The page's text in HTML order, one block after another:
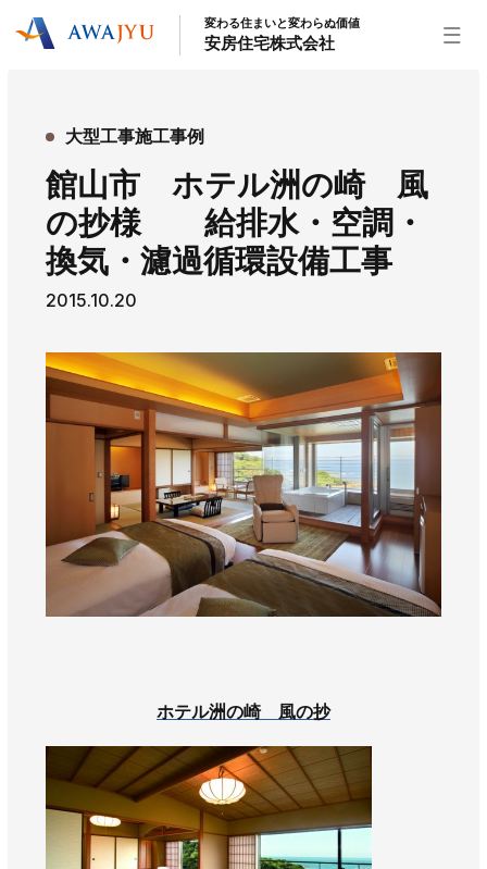
リフォーム事業 外装事業
新築住宅事業
不動産事業
インテリア事業
給湯器事業
大型物件事業
エネルギー事業
安房住宅について
社長挨拶 企業情報 沿革
拠点紹介
スタッフ紹介
お知らせ
社長ブログ イベント お知らせ
チラシ
AWAJYUブログ
安房住まいる
大型工事施工事例
採用情報
お問い合わせ
変わる住まいと変わらぬ価値
安房住宅株式会社
大型工事施工事例
館山市 ホテル洲の崎 風
の抄様 給排水・空調・
換気・濾過循環設備工事
2015.10.20
ホテル洲の崎 風の抄